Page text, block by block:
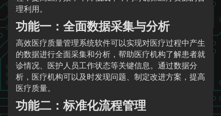
理利用。
功能一：全面数据采集与分析
高效医疗质量管理系统软件可以实现对医疗过程中产生
的数据进行全面采集和分析，帮助医疗机构了解患者就
诊情况、医护人员工作状态等关键信息。通过数据分
析，医疗机构可以及时发现问题、制定改进方案，提高
医疗质量。
功能二：标准化流程管理